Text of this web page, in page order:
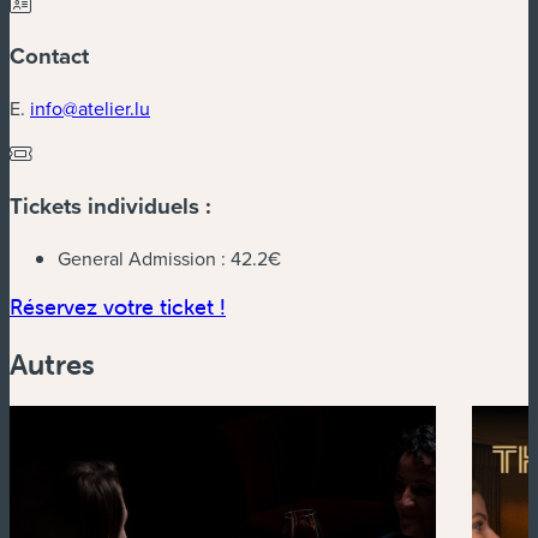
Contact
E. info@atelier.lu
Tickets individuels :
General Admission : 42.2€
Réservez votre ticket !
Autres